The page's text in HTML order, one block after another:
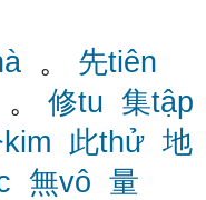
。 先tiên
。 修tu 集tập
此thử 地
無vô 量